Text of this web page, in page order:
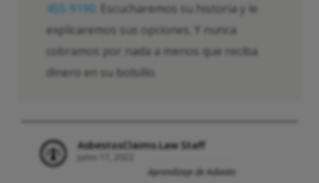
455-9190
. Escucharemos su historia y le
explicaremos sus opciones. Y nunca
cobramos por nada a menos que reciba
dinero en su bolsillo.
AsbestosClaims.Law Staff
junio 17, 2022
Aprendizaje de Asbesto